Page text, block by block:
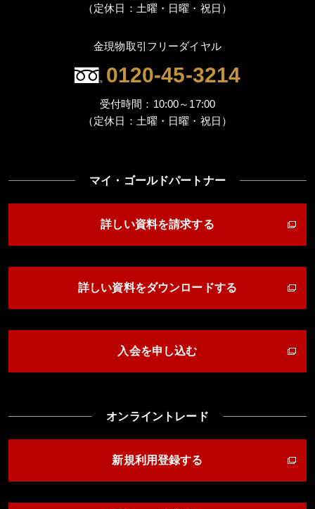
（定休日：土曜・日曜・祝日）
金現物取引フリーダイヤル
0120-45-3214
受付時間：10:00～17:00
（定休日：土曜・日曜・祝日）
マイ・ゴールドパートナー
詳しい資料を請求する
詳しい資料をダウンロードする
入会を申し込む
オンライントレード
新規利用登録する